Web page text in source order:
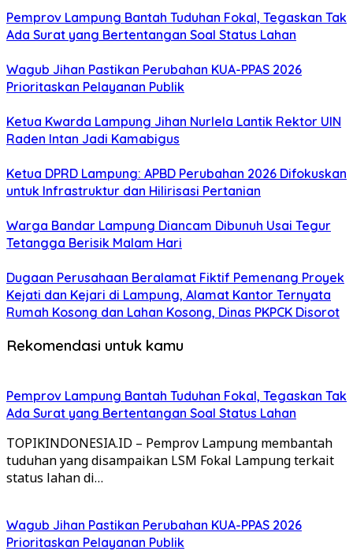
Pemprov Lampung Bantah Tuduhan Fokal, Tegaskan Tak
Ada Surat yang Bertentangan Soal Status Lahan
Wagub Jihan Pastikan Perubahan KUA-PPAS 2026
Prioritaskan Pelayanan Publik
Ketua Kwarda Lampung Jihan Nurlela Lantik Rektor UIN
Raden Intan Jadi Kamabigus
Ketua DPRD Lampung: APBD Perubahan 2026 Difokuskan
untuk Infrastruktur dan Hilirisasi Pertanian
Warga Bandar Lampung Diancam Dibunuh Usai Tegur
Tetangga Berisik Malam Hari
Dugaan Perusahaan Beralamat Fiktif Pemenang Proyek
Kejati dan Kejari di Lampung, Alamat Kantor Ternyata
Rumah Kosong dan Lahan Kosong, Dinas PKPCK Disorot
Rekomendasi untuk kamu
Pemprov Lampung Bantah Tuduhan Fokal, Tegaskan Tak
Ada Surat yang Bertentangan Soal Status Lahan
TOPIKINDONESIA.ID – Pemprov Lampung membantah
tuduhan yang disampaikan LSM Fokal Lampung terkait
status lahan di…
Wagub Jihan Pastikan Perubahan KUA-PPAS 2026
Prioritaskan Pelayanan Publik